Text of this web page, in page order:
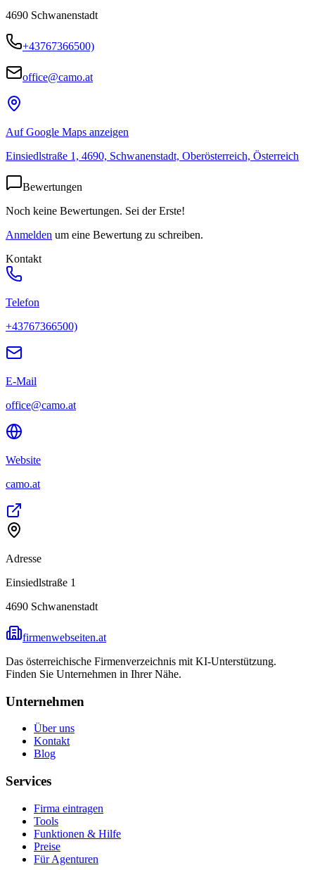
4690 Schwanenstadt
+43767366500)
office@camo.at
Auf Google Maps anzeigen
Einsiedlstraße 1, 4690, Schwanenstadt, Oberösterreich, Österreich
Bewertungen
Noch keine Bewertungen. Sei der Erste!
Anmelden um eine Bewertung zu schreiben.
Kontakt
Telefon
+43767366500)
E-Mail
office@camo.at
Website
camo.at
Adresse
Einsiedlstraße 1
4690 Schwanenstadt
firmenwebseiten.at
Das österreichische Firmenverzeichnis mit KI-Unterstützung.
Finden Sie Unternehmen in Ihrer Nähe.
Unternehmen
Über uns
Kontakt
Blog
Services
Firma eintragen
Tools
Funktionen & Hilfe
Preise
Für Agenturen